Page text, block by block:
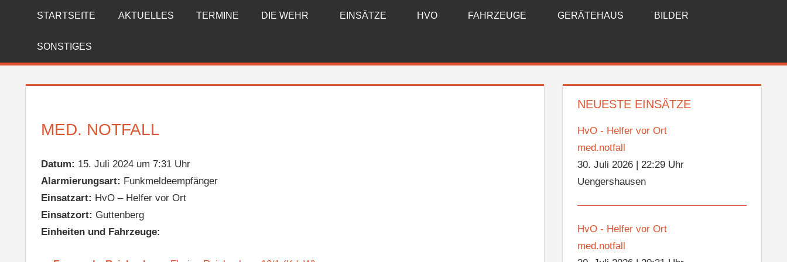
FREIWILLIGE
FEUERWEHR
REICHENBERG
STARTSEITE AKTUELLES TERMINE DIE WEHR EINSÄTZE HVO FAHRZEUGE GERÄTEHAUS BILDER
SONSTIGES
MED. NOTFALL
Datum: 15. Juli 2024 um 7:31 Uhr
Alarmierungsart: Funkmeldeempfänger
Einsatzart: HvO – Helfer vor Ort
Einsatzort: Guttenberg
Einheiten und Fahrzeuge:
NEUESTE EINSÄTZE
HvO - Helfer vor Ort
med.notfall
30. Juli 2026 |22:29 Uhr
Uengershausen
HvO - Helfer vor Ort
med.notfall